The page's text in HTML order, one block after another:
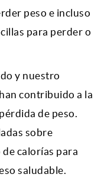
peso e incluso
para perder o
y nuestro
contribuido a la
de peso.
sobre
calorías para
saludable.